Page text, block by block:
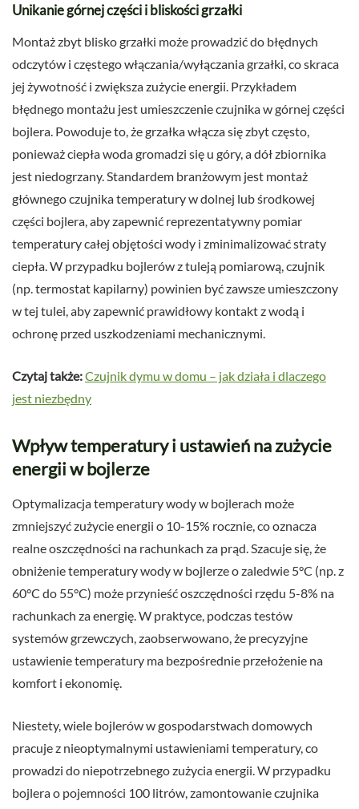
Unikanie górnej części i bliskości grzałki
Montaż zbyt blisko grzałki może prowadzić do błędnych
odczytów i częstego włączania/wyłączania grzałki, co skraca
jej żywotność i zwiększa zużycie energii. Przykładem
błędnego montażu jest umieszczenie czujnika w górnej części
bojlera. Powoduje to, że grzałka włącza się zbyt często,
ponieważ ciepła woda gromadzi się u góry, a dół zbiornika
jest niedogrzany. Standardem branżowym jest montaż
głównego czujnika temperatury w dolnej lub środkowej
części bojlera, aby zapewnić reprezentatywny pomiar
temperatury całej objętości wody i zminimalizować straty
ciepła. W przypadku bojlerów z tuleją pomiarową, czujnik
(np. termostat kapilarny) powinien być zawsze umieszczony
w tej tulei, aby zapewnić prawidłowy kontakt z wodą i
ochronę przed uszkodzeniami mechanicznymi.
Czytaj także:Czujnik dymu w domu – jak działa i dlaczego
jest niezbędny
Wpływ temperatury i ustawień na zużycie
energii w bojlerze
Optymalizacja temperatury wody w bojlerach może
zmniejszyć zużycie energii o 10-15% rocznie, co oznacza
realne oszczędności na rachunkach za prąd. Szacuje się, że
obniżenie temperatury wody w bojlerze o zaledwie 5°C (np. z
60°C do 55°C) może przynieść oszczędności rzędu 5-8% na
rachunkach za energię. W praktyce, podczas testów
systemów grzewczych, zaobserwowano, że precyzyjne
ustawienie temperatury ma bezpośrednie przełożenie na
komfort i ekonomię.
Niestety, wiele bojlerów w gospodarstwach domowych
pracuje z nieoptymalnymi ustawieniami temperatury, co
prowadzi do niepotrzebnego zużycia energii. W przypadku
bojlera o pojemności 100 litrów, zamontowanie czujnika